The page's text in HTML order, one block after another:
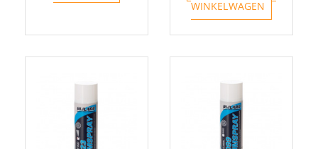
WINKELWAGEN